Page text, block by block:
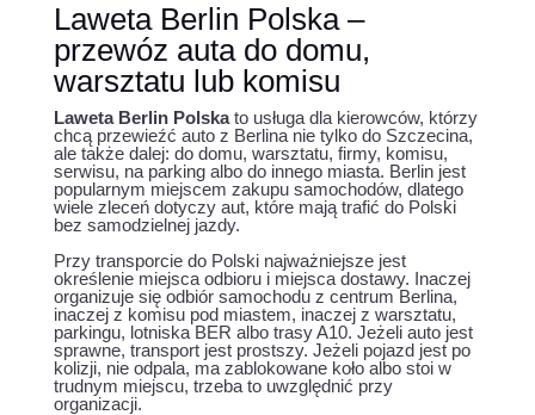
Laweta Berlin Polska –
przewóz auta do domu,
warsztatu lub komisu
Laweta Berlin Polskato usługa dla kierowców, którzy
chcą przewieźć auto z Berlina nie tylko do Szczecina,
ale także dalej: do domu, warsztatu, firmy, komisu,
serwisu, na parking albo do innego miasta. Berlin jest
popularnym miejscem zakupu samochodów, dlatego
wiele zleceń dotyczy aut, które mają trafić do Polski
bez samodzielnej jazdy.
Przy transporcie do Polski najważniejsze jest
określenie miejsca odbioru i miejsca dostawy. Inaczej
organizuje się odbiór samochodu z centrum Berlina,
inaczej z komisu pod miastem, inaczej z warsztatu,
parkingu, lotniska BER albo trasy A10. Jeżeli auto jest
sprawne, transport jest prostszy. Jeżeli pojazd jest po
kolizji, nie odpala, ma zablokowane koło albo stoi w
trudnym miejscu, trzeba to uwzględnić przy
organizacji.